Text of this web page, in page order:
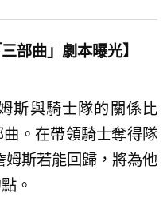
部曲」劇本曝光】
斯與騎士隊的關係比
。在帶領騎士奪得隊
姆斯若能回歸，將為他
。